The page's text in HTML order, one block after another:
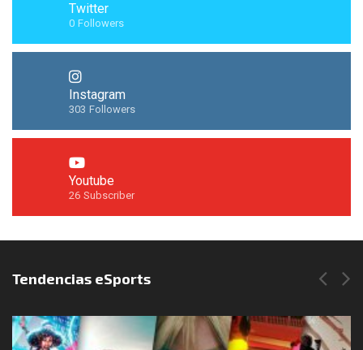
Twitter
0 Followers
Instagram
303 Followers
Youtube
26 Subscriber
Síguenos en Instagram
Tendencias eSports